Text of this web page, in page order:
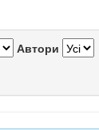
Автори